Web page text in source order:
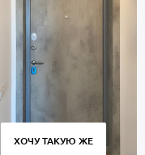
ХОЧУ ТАКУЮ ЖЕ